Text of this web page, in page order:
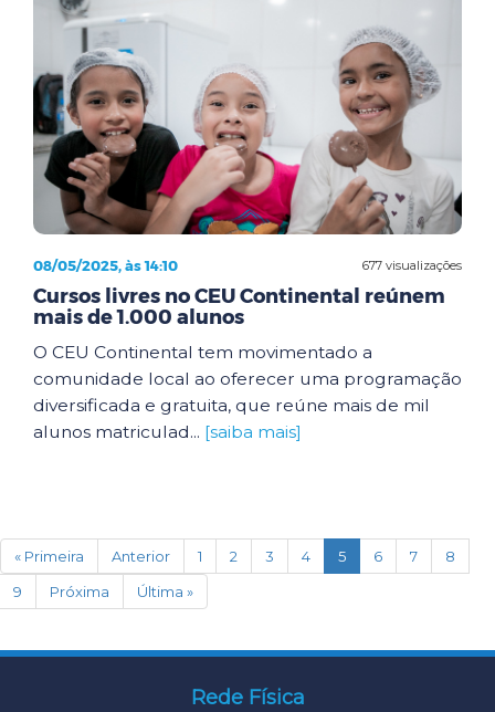
677 visualizações
08/05/2025, às 14:10
Cursos livres no CEU Continental reúnem
mais de 1.000 alunos
O CEU Continental tem movimentado a
comunidade local ao oferecer uma programação
diversificada e gratuita, que reúne mais de mil
alunos matriculad... [saiba mais]
« Primeira Anterior 1 2 3 4 5(current)
6 7
8
9
Próxima Última »
Rede Física